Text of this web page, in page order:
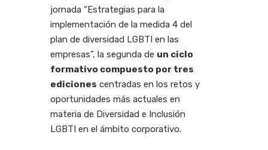
jornada “Estrategias para la
implementación de la medida 4 del
plan de diversidad LGBTI en las
empresas”, la segunda de un ciclo
formativo compuesto por tres
ediciones centradas en los retos y
oportunidades más actuales en
materia de Diversidad e Inclusión
LGBTI en el ámbito corporativo.